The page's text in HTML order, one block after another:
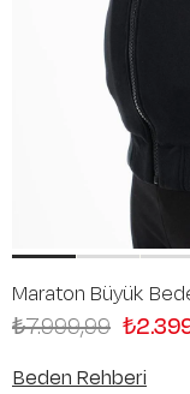
Maraton Büyük
₺7.999,99
Beden Rehberi